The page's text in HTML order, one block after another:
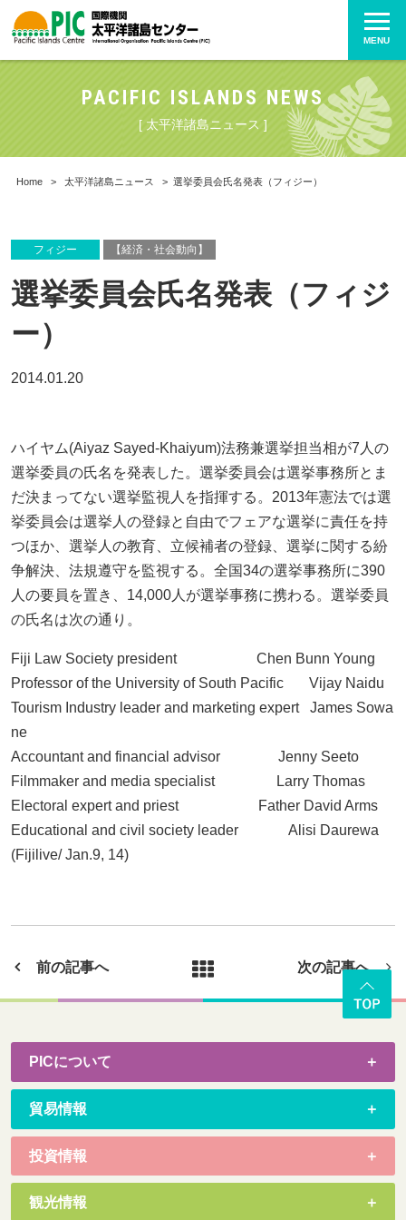
MENU
PACIFIC ISLANDS NEWS
[ 太平洋諸島ニュース ]
Home > 太平洋諸島ニュース > 選挙委員会氏名発表（フィジー）
フィジー 【経済・社会動向】
選挙委員会氏名発表（フィジ
ー）
2014.01.20
ハイヤム(Aiyaz Sayed-Khaiyum)法務兼選挙担当相が7人の
選挙委員の氏名を発表した。選挙委員会は選挙事務所とま
だ決まってない選挙監視人を指揮する。2013年憲法では選
挙委員会は選挙人の登録と自由でフェアな選挙に責任を持
つほか、選挙人の教育、立候補者の登録、選挙に関する紛
争解決、法規遵守を監視する。全国34の選挙事務所に390
人の要員を置き、14,000人が選挙事務に携わる。選挙委員
の氏名は次の通り。
Fiji Law Society president Chen Bunn Young
Professor of the University of South Pacific Vijay Naidu
Tourism Industry leader and marketing expert James Sowa
ne
Accountant and financial advisor Jenny Seeto
Filmmaker and media specialist Larry Thomas
Electoral expert and priest Father David Arms
Educational and civil society leader Alisi Daurewa
(Fijilive/ Jan.9, 14)
前の記事へ 次の記事へ
PICについて
貿易情報
投資情報
観光情報